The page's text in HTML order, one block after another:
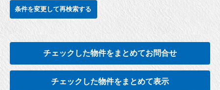
条件を変更して再検索する
チェックした物件をまとめてお問合せ
チェックした物件をまとめて表示